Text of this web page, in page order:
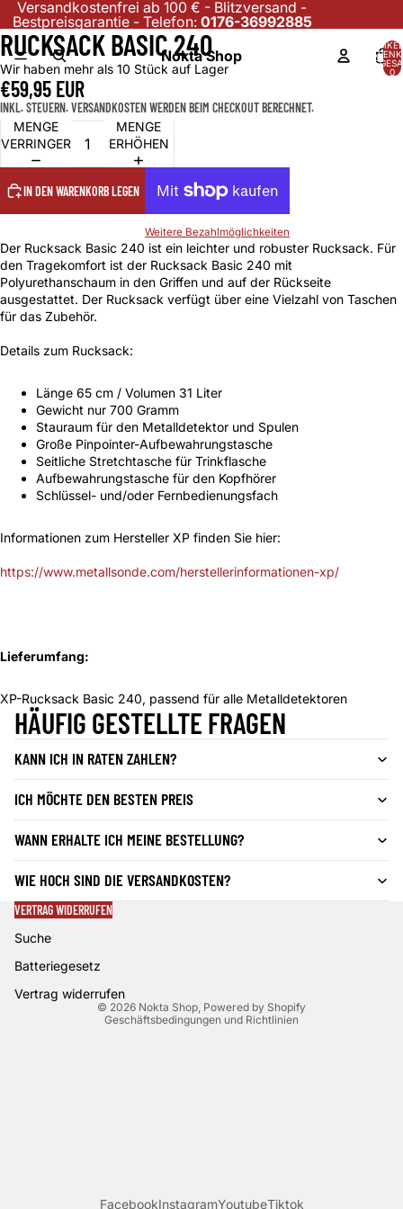
Versandkostenfrei ab 100 € - Blitzversand -
Bestpreisgarantie - Telefon: 0176-36992885
Nokta Shop
0
RUCKSACK BASIC 240
Wir haben mehr als 10 Stück auf Lager
€59,95 EUR
INKL. STEUERN. VERSANDKOSTEN WERDEN BEIM CHECKOUT BERECHNET.
MENGE
VERRINGERN
MENGE
ERHÖHEN
IN DEN WARENKORB LEGEN
Weitere Bezahlmöglichkeiten
Der Rucksack Basic 240 ist ein leichter und robuster Rucksack. Für
den Tragekomfort ist der Rucksack Basic 240 mit
Polyurethanschaum in den Griffen und auf der Rückseite
ausgestattet. Der Rucksack verfügt über eine Vielzahl von Taschen
für das Zubehör.
Details zum Rucksack:
Länge 65 cm / Volumen 31 Liter
Gewicht nur 700 Gramm
Stauraum für den Metalldetektor und Spulen
Große Pinpointer-Aufbewahrungstasche
Seitliche Stretchtasche für Trinkflasche
Aufbewahrungstasche für den Kopfhörer
Schlüssel- und/oder Fernbedienungsfach
Informationen zum Hersteller XP finden Sie hier:
https://www.metallsonde.com/herstellerinformationen-xp/
Lieferumfang:
XP-Rucksack Basic 240, passend für alle Metalldetektoren
HÄUFIG GESTELLTE FRAGEN
KANN ICH IN RATEN ZAHLEN?
ICH MÖCHTE DEN BESTEN PREIS
WANN ERHALTE ICH MEINE BESTELLUNG?
WIE HOCH SIND DIE VERSANDKOSTEN?
VERTRAG WIDERRUFEN
Suche
Batteriegesetz
Vertrag widerrufen
© 2026 Nokta Shop , Powered by Shopify
Geschäftsbedingungen und Richtlinien
Datenschutzerklärung
Widerrufsrecht
AGB
Versand
Kontaktinformationen
Impressum
FacebookInstagramYoutubeTiktok